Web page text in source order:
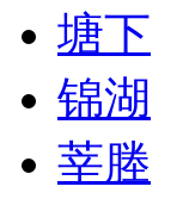
塘下
锦湖
莘塍